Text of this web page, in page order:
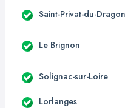
Saint-Privat-du-Dragon
Le Brignon
Solignac-sur-Loire
Lorlanges